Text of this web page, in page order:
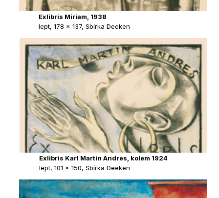
Exlibris Miriam, 1938
lept, 178 × 137, Sbírka Deeken
Exlibris Karl Martin Andres, kolem 1924
lept, 101 × 150, Sbírka Deeken